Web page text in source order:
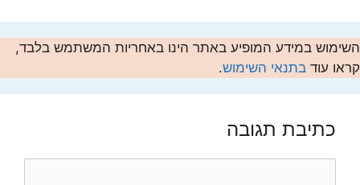
השימוש במידע המופיע באתר הינו באחריות המשתמש בלבד,
קראו עוד בתנאי השימוש.
כתיבת תגובה